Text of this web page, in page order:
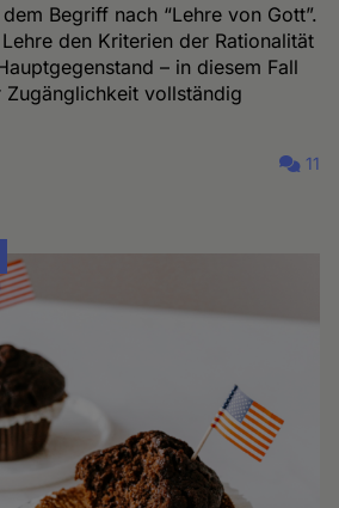
Begriff nach “Lehre von Gott”.
den Kriterien der Rationalität
– in diesem Fall
Zugänglichkeit vollständig
11